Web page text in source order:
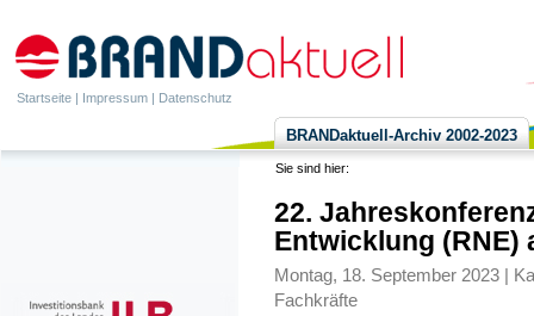
Startseite | Impressum | Datenschutz
BRANDaktuell-Archiv 2002-2023
Sie sind hier:
22.
Entwicklung (RNE)
Montag, 18. September 2023 |
Fachkräfte